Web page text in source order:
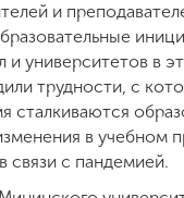
и
университетов в
трудности, с
сталкиваются
в учебном
с пандемией.